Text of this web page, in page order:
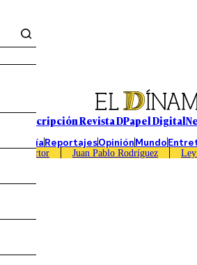
Suscripción Revista DPapel Digital
EconomíaReportajesOpiniónMundo
Caso Sartor Juan Pablo Rodríguez